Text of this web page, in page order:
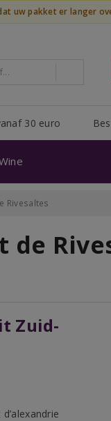
uw pakket er langer
30 euro
Rivesaltes
de
Zuid-